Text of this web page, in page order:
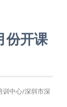
份开课
训中心/深圳市深